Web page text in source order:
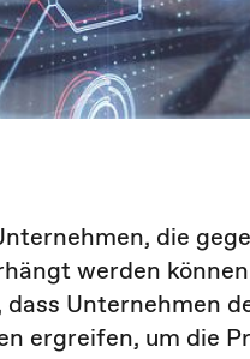
die
werden
Unternehmen
ergreifen, um die